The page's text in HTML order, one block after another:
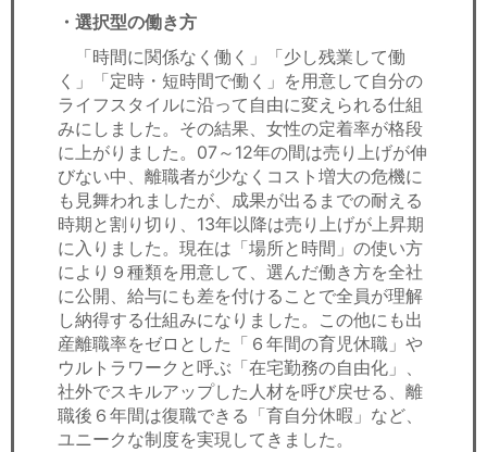
・選択型の働き方
「時間に関係なく働く」「少し残業して働
く」「定時・短時間で働く」を用意して自分の
ライフスタイルに沿って自由に変えられる仕組
みにしました。その結果、女性の定着率が格段
に上がりました。07～12年の間は売り上げが伸
びない中、離職者が少なくコスト増大の危機に
も見舞われましたが、成果が出るまでの耐える
時期と割り切り、13年以降は売り上げが上昇期
に入りました。現在は「場所と時間」の使い方
により９種類を用意して、選んだ働き方を全社
に公開、給与にも差を付けることで全員が理解
し納得する仕組みになりました。この他にも出
産離職率をゼロとした「６年間の育児休職」や
ウルトラワークと呼ぶ「在宅勤務の自由化」、
社外でスキルアップした人材を呼び戻せる、離
職後６年間は復職できる「育自分休暇」など、
ユニークな制度を実現してきました。